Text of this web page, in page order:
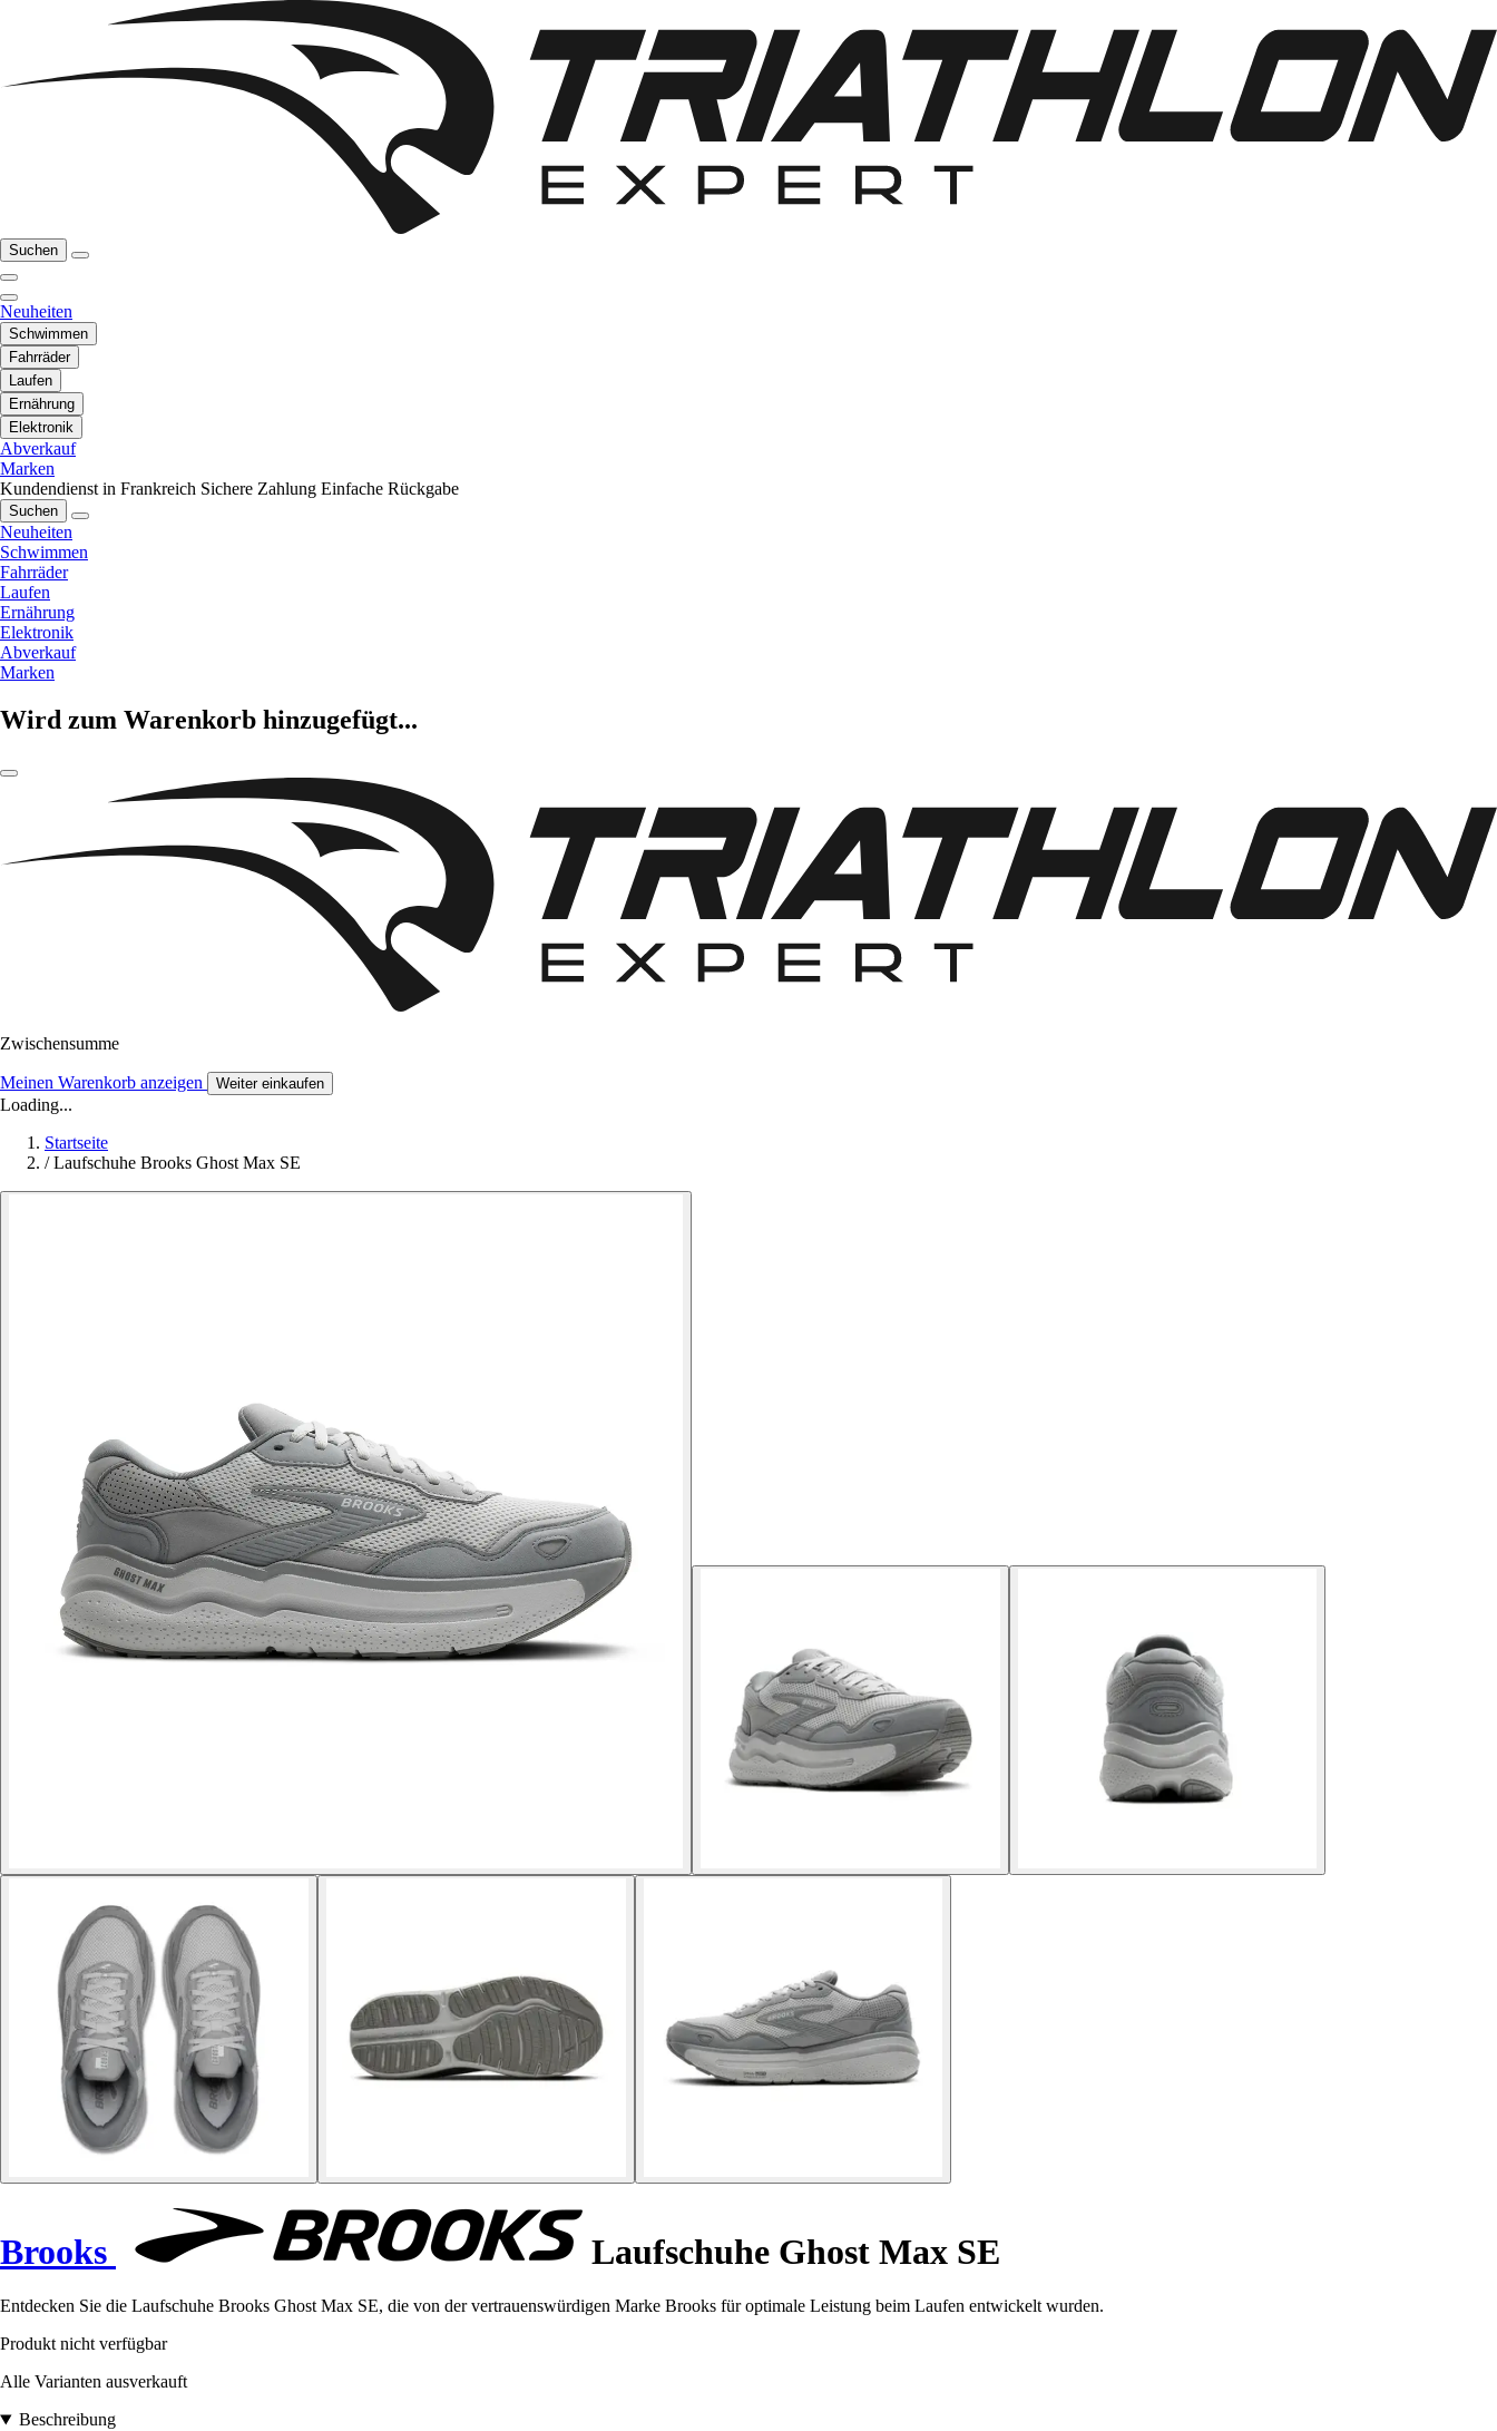
Suchen
Neuheiten
Schwimmen
Fahrräder
Laufen
Ernährung
Elektronik
Abverkauf
Marken
Kundendienst in Frankreich Sichere Zahlung Einfache Rückgabe
Suchen
Neuheiten
Schwimmen
Fahrräder
Laufen
Ernährung
Elektronik
Abverkauf
Marken
Wird zum Warenkorb hinzugefügt...
Zwischensumme
Meinen Warenkorb anzeigen Weiter einkaufen
Loading...
Startseite
/ Laufschuhe Brooks Ghost Max SE
Brooks Laufschuhe Ghost Max SE
Entdecken Sie die Laufschuhe Brooks Ghost Max SE, die von der vertrauenswürdigen Marke Brooks für optimale Leistung beim Laufen entwickelt wurden.
Produkt nicht verfügbar
Alle Varianten ausverkauft
Beschreibung